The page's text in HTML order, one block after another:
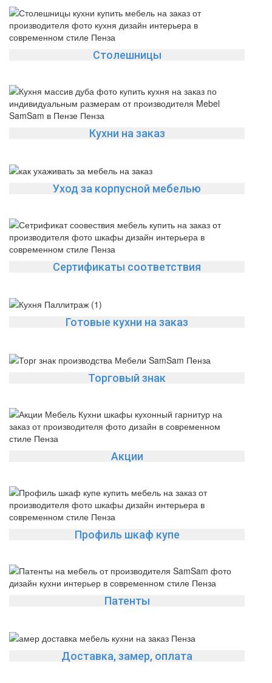
Столешницы
Кухни на заказ
Уход за корпусной мебелью
Сертификаты соответствия
Готовые кухни на заказ
Торговый знак
Акции
Профиль шкаф купе
Патенты
Доставка, замер, оплата